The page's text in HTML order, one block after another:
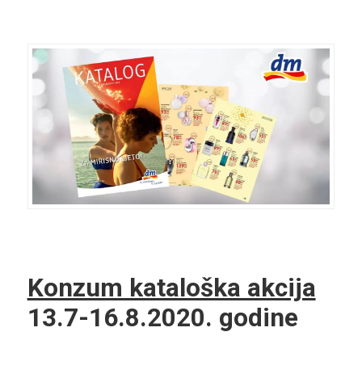
Konzum kataloška akcija
13.7-16.8.2020. godine